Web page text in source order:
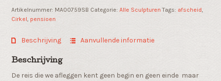
het
aantal
Artikelnummer: MA00759SB Categorie: Alle Sculpturen Tags: afscheid,
Cirkel, pensioen
Beschrijving Aanvullende informatie
Beschrijving
De reis die we afleggen kent geen begin en geen einde maar